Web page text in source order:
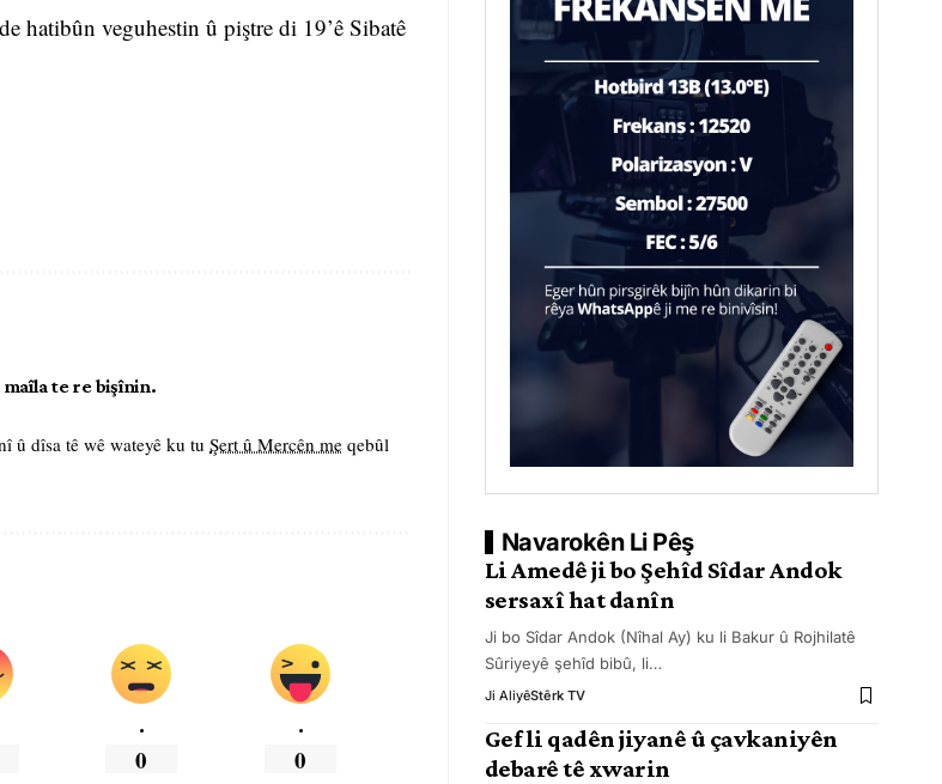
hatibûn veguhestin û piştre di 19’ê Sibatê
te re bişînin.
û dîsa tê wê wateyê ku tu Şert û Mercên me qebûl
.
0
.
0
Navarokên Li Pêş
Li Amedê ji bo Şehîd Sîdar Andok
sersaxî hat danîn
Ji bo Sîdar Andok (Nîhal Ay) ku li Bakur û Rojhilatê
Sûriyeyê şehîd bibû, li…
Ji AliyêStêrk TV
Gef li qadên jiyanê û çavkaniyên
debarê tê xwarin